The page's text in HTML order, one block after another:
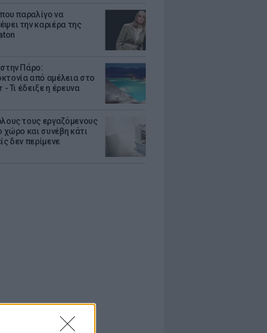
που παραλίγο να
την καριέρα της
Πάρο:
από αμέλεια στο
- Τι έδειξε η έρευνα
τους εργαζόμενους
χώρο και συνέβη κάτι
δεν περίμενε